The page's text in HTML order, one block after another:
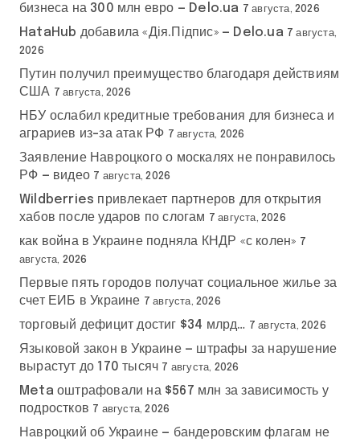
бизнеса на 300 млн евро — Delo.ua 7 августа, 2026
HataHub добавила «Дія.Підпис» — Delo.ua 7 августа,
2026
Путин получил преимущество благодаря действиям
США 7 августа, 2026
НБУ ослабил кредитные требования для бизнеса и
аграриев из-за атак РФ 7 августа, 2026
Заявление Навроцкого о москалях не понравилось
РФ — видео 7 августа, 2026
Wildberries привлекает партнеров для открытия
хабов после ударов по слогам 7 августа, 2026
как война в Украине подняла КНДР «с колен» 7
августа, 2026
Первые пять городов получат социальное жилье за
счет ЕИБ в Украине 7 августа, 2026
торговый дефицит достиг $34 млрд… 7 августа, 2026
Языковой закон в Украине — штрафы за нарушение
вырастут до 170 тысяч 7 августа, 2026
Meta оштрафовали на $567 млн за зависимость у
подростков 7 августа, 2026
Навроцкий об Украине — бандеровским флагам не